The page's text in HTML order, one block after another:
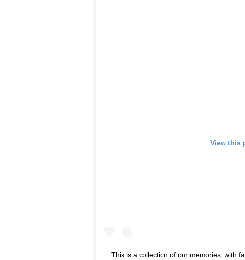
View this
This is a collection of our memories; with